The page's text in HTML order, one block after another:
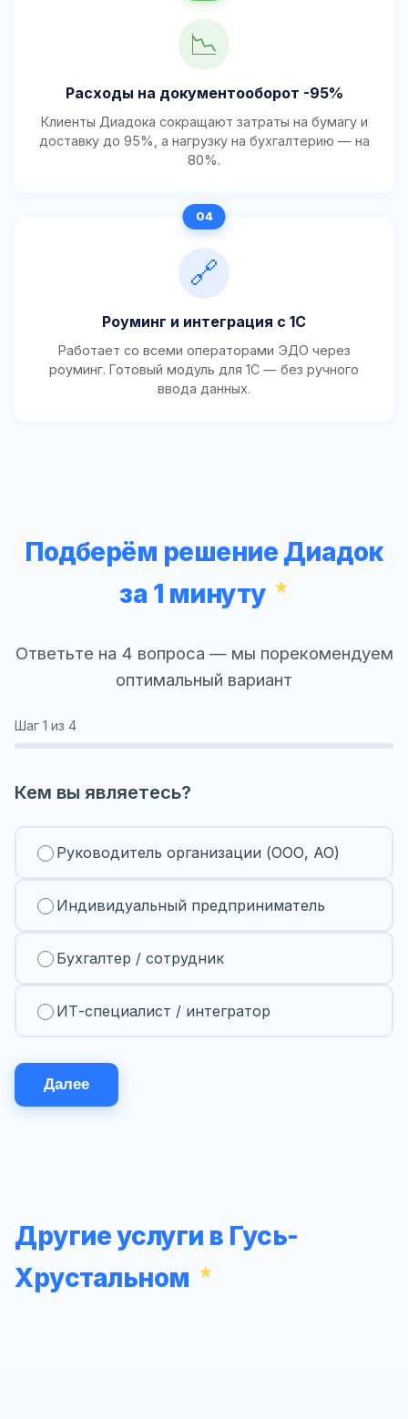
📉
Расходы на документооборот -95%
Клиенты Диадока сокращают затраты на бумагу и
доставку до 95%, а нагрузку на бухгалтерию — на
80%.
🔗
Роуминг и интеграция с 1С
Работает со всеми операторами ЭДО через
роуминг. Готовый модуль для 1С — без ручного
ввода данных.
Подберём решение Диадок
за 1 минуту
Ответьте на 4 вопроса — мы порекомендуем
оптимальный вариант
Шаг 1 из 4
Кем вы являетесь?
Руководитель организации (ООО, АО)
Индивидуальный предприниматель
Бухгалтер / сотрудник
ИТ-специалист / интегратор
Далее
Другие услуги в Гусь-
Хрустальном